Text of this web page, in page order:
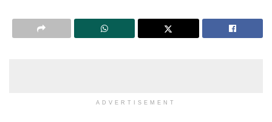
ADVERTISEMENT